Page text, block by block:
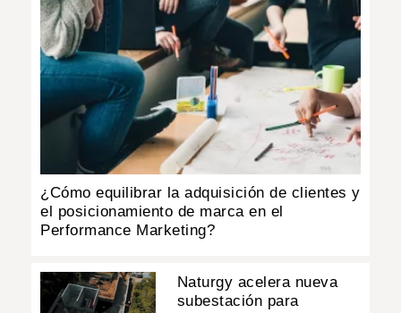
IMPRESO
¿Cómo equilibrar la adquisición de clientes y
el posicionamiento de marca en el
Performance Marketing?
Naturgy acelera nueva
subestación para